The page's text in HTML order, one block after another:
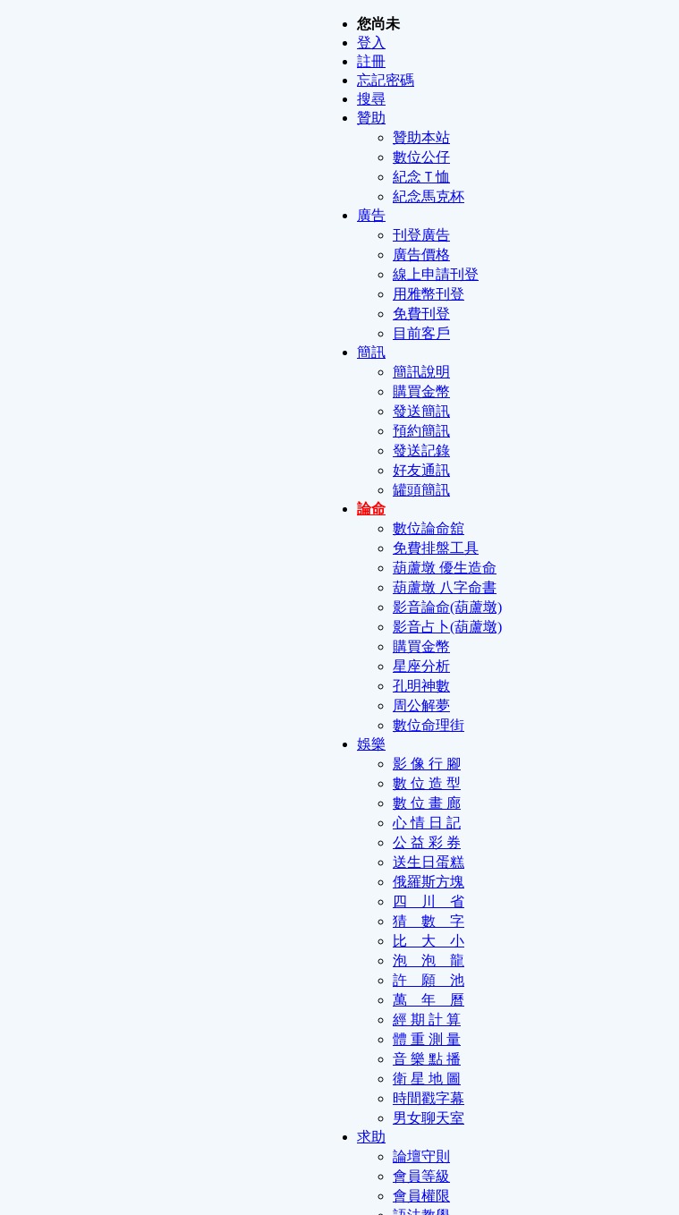
您尚未
登入
註冊
忘記密碼
搜尋
贊助
贊助本站
數位公仔
紀念Ｔ恤
紀念馬克杯
廣告
刊登廣告
廣告價格
線上申請刊登
用雅幣刊登
免費刊登
目前客戶
簡訊
簡訊說明
購買金幣
發送簡訊
預約簡訊
發送記錄
好友通訊
罐頭簡訊
論命
數位論命舘
免費排盤工具
葫蘆墩 優生造命
葫蘆墩 八字命書
影音論命(葫蘆墩)
影音占卜(葫蘆墩)
購買金幣
星座分析
孔明神數
周公解夢
數位命理街
娛樂
影 像 行 腳
數 位 造 型
數 位 畫 廊
心 情 日 記
公 益 彩 券
送生日蛋糕
俄羅斯方塊
四 川 省
猜 數 字
比 大 小
泡 泡 龍
許 願 池
萬 年 曆
經 期 計 算
體 重 測 量
音 樂 點 播
衛 星 地 圖
時間戳字幕
男女聊天室
求助
論壇守則
會員等級
會員權限